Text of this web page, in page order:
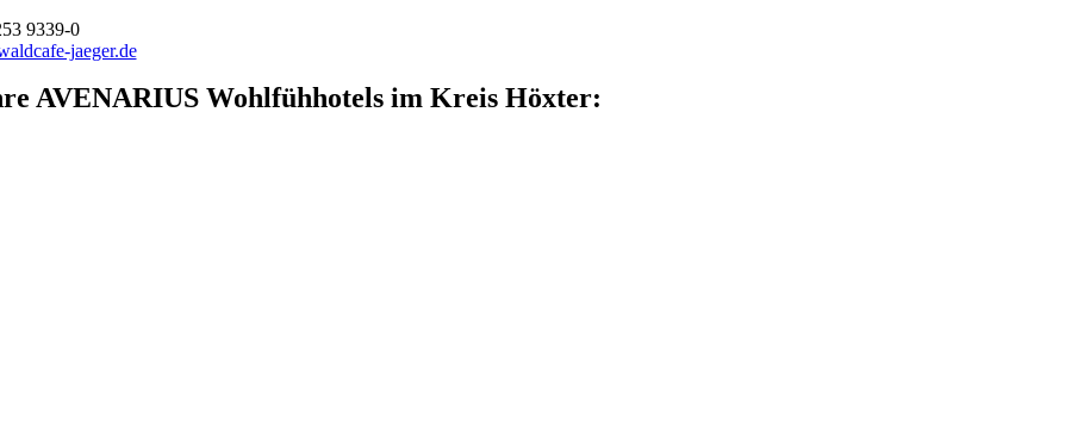
9339-0
jaeger.de
AVENARIUS Wohlfühhotels im Kreis Höxter: